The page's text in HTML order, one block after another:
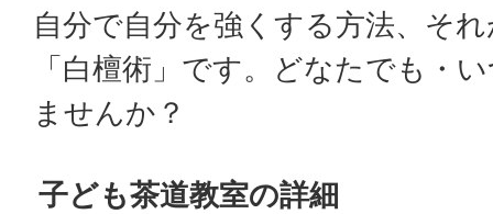
自分で自分を強くする方法、そ
「白檀術」です。どなたでも・
ませんか？
子ども茶道教室の詳細